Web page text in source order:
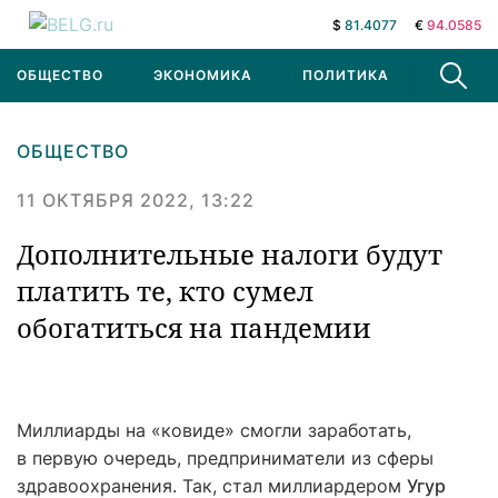
$ 81.4077 € 94.0585
ОБЩЕСТВО ЭКОНОМИКА ПОЛИТИКА В МИРЕ
ОБЩЕСТВО
11 ОКТЯБРЯ 2022, 13:22
Дополнительные налоги будут
платить те, кто сумел
обогатиться на пандемии
Миллиарды на «ковиде» смогли заработать,
в первую очередь, предприниматели из сферы
здравоохранения. Так, стал миллиардером Угур